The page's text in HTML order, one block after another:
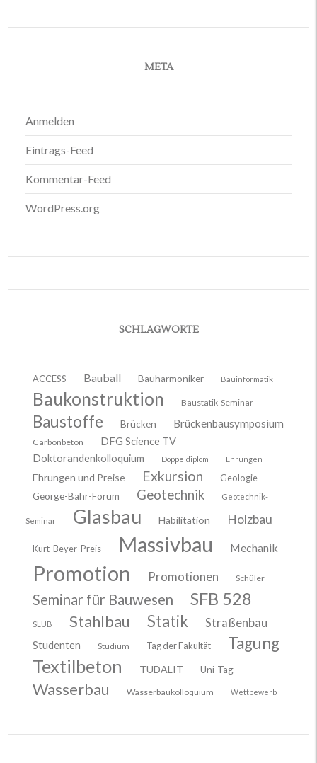
META
Anmelden
Eintrags-Feed
Kommentar-Feed
WordPress.org
SCHLAGWORTE
ACCESS Bauball Bauharmoniker Bauinformatik
Baukonstruktion Baustatik-Seminar
Baustoffe Brücken Brückenbausymposium
Carbonbeton
DFG Science TV
Doktorandenkolloquium
Doppeldiplom Ehrungen
Ehrungen und Preise Exkursion
Geologie
George-Bähr-Forum
Geotechnik Geotechnik-
Seminar Glasbau Habilitation Holzbau
Kurt-Beyer-Preis Massivbau Mechanik
Promotion Promotionen Schüler
Seminar für Bauwesen SFB 528
SLUB Stahlbau Statik Straßenbau
Studenten Studium Tag der Fakultät Tagung
Textilbeton TUDALIT Uni-Tag
Wasserbau Wasserbaukolloquium Wettbewerb